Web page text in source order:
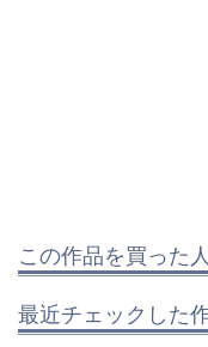
この作品を買った
最近チェックした